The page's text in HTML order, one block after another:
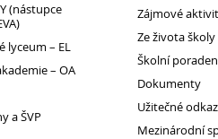
(nástupce
lyceum – EL
– OA
a ŠVP
Zájmové
Ze života školy
Školní
Dokumenty
Užitečné
Mezinárodní